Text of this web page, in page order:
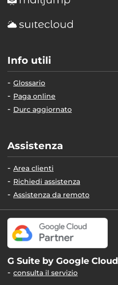
Info utili
Glossario
Paga online
Durc aggiornato
Assistenza
Area clienti
Richiedi assistenza
Assistenza da remoto
G Suite by Google Cloud
consulta il servizio